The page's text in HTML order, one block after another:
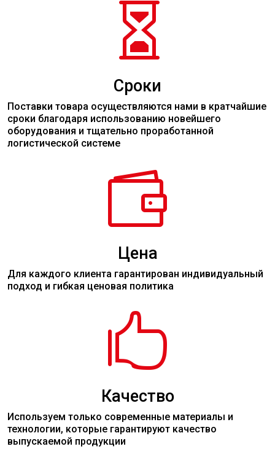

Сроки
Поставки товара осуществляются нами в кратчайшие
сроки благодаря использованию новейшего
оборудования и тщательно проработанной
логистической системе

Цена
Для каждого клиента гарантирован индивидуальный
подход и гибкая ценовая политика

Качество
Используем только современные материалы и
технологии, которые гарантируют качество
выпускаемой продукции